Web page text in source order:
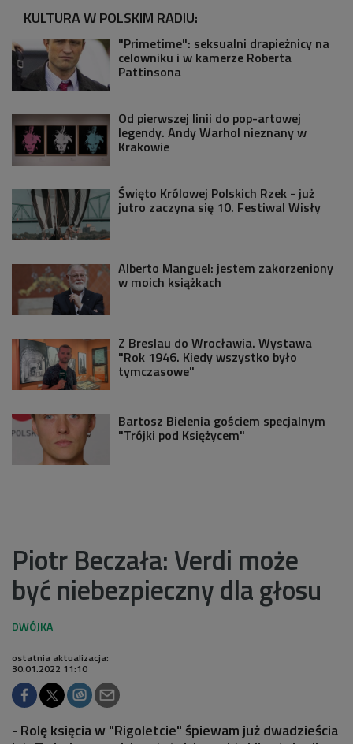
KULTURA W POLSKIM RADIU:
"Primetime": seksualni drapieżnicy na
celowniku i w kamerze Roberta
Pattinsona
Od pierwszej linii do pop-artowej
legendy. Andy Warhol nieznany w
Krakowie
Święto Królowej Polskich Rzek - już
jutro zaczyna się 10. Festiwal Wisły
Alberto Manguel: jestem zakorzeniony
w moich książkach
Z Breslau do Wrocławia. Wystawa
"Rok 1946. Kiedy wszystko było
tymczasowe"
Bartosz Bielenia gościem specjalnym
"Trójki pod Księżycem"
Piotr Beczała: Verdi może
być niebezpieczny dla głosu
ostatnia aktualizacja:
30.01.2022 11:10
- Rolę księcia w "Rigoletcie" śpiewam już dwadzieścia